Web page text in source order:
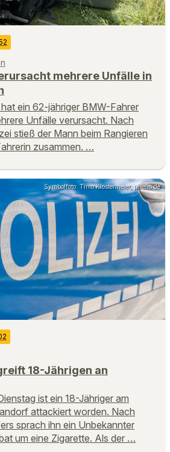
mehrere Unfälle in
ein 62-jähriger BMW-Fahrer
Unfälle verursacht. Nach
stieß der Mann beim Rangieren
zusammen. …
Symbolfoto: Timo Klostermeier, pixelio.de
18-Jährigen an
ist ein 18-Jähriger am
attackiert worden. Nach
sprach ihn ein Unbekannter
um eine Zigarette. Als der …